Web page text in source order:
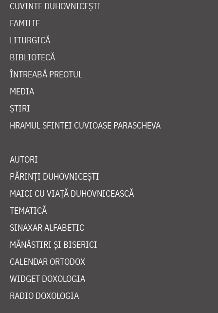
CUVINTE DUHOVNICEȘTI
FAMILIE
LITURGICĂ
BIBLIOTECĂ
ÎNTREABĂ PREOTUL
MEDIA
ȘTIRI
HRAMUL SFINTEI CUVIOASE PARASCHEVA
AUTORI
PĂRINȚI DUHOVNICEȘTI
MAICI CU VIAȚĂ DUHOVNICEASCĂ
TEMATICĂ
SINAXAR ALFABETIC
MĂNĂSTIRI ȘI BISERICI
CALENDAR ORTODOX
WIDGET DOXOLOGIA
RADIO DOXOLOGIA